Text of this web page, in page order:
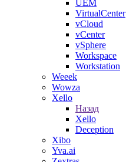
UEM
VirtualCenter
vCloud
vCenter
vSphere
Workspace
Workstation
Weeek
Wowza
Xello
Назад
Xello
Deception
Xibo
Yva.ai